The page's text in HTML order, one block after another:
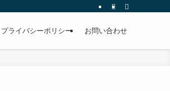
プライバシーポリシー お問い合わせ